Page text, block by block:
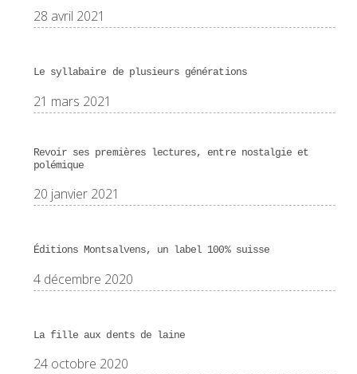
28 avril 2021
Le syllabaire de plusieurs générations
21 mars 2021
Revoir ses premières lectures, entre nostalgie et
polémique
20 janvier 2021
Éditions Montsalvens, un label 100% suisse
4 décembre 2020
La fille aux dents de laine
24 octobre 2020